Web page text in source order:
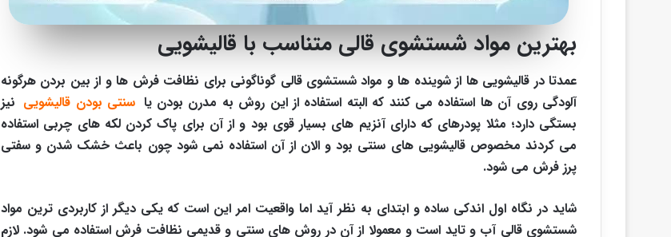
بهترین مواد شستشوی قالی متناسب با قالیشویی
عمدتا در قالیشویی ها از شوینده ها و مواد شستشوی قالی گوناگونی برای نظافت فرش ها و از بین بردن هرگونه
آلودگی روی آن ها استفاده می کنند که البته استفاده از این روش به مدرن بودن یا سنتی بودن قالیشویی نیز
بستگی دارد؛ مثلا پودرهای که دارای آنزیم های بسیار قوی بود و از آن برای پاک کردن لکه های چربی استفاده
می کردند مخصوص قالیشویی های سنتی بود و الان از آن استفاده نمی شود چون باعث خشک شدن و سفتی
پرز فرش می شود.
شاید در نگاه اول اندکی ساده و ابتدای به نظر آید اما واقعیت امر این است که یکی دیگر از کاربردی ترین مواد
شستشوی قالی آب و تاید است و معمولا از آن در روش های سنتی و قدیمی نظافت فرش استفاده می شود. لازم